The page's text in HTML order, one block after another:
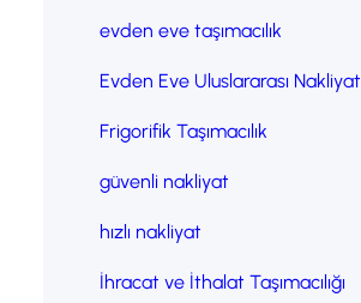
evden eve taşımacılık
Evden Eve Uluslararası Nakliyat
Frigorifik Taşımacılık
güvenli nakliyat
hızlı nakliyat
İhracat ve İthalat Taşımacılığı